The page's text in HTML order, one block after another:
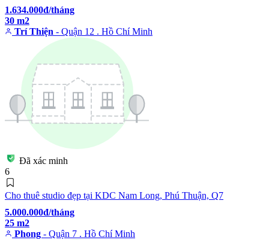
1.634.000đ/tháng
30 m2
Trí Thiện - Quận 12 . Hồ Chí Minh
Đã xác minh
6
Cho thuê studio đẹp tại KDC Nam Long, Phú Thuận, Q7
5.000.000đ/tháng
25 m2
Phong - Quận 7 . Hồ Chí Minh